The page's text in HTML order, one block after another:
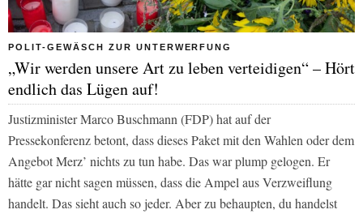
POLIT-GEWÄSCH ZUR UNTERWERFUNG
„Wir werden unsere Art zu leben verteidigen“ – Hört
endlich das Lügen auf!
Justizminister Marco Buschmann (FDP) hat auf der
Pressekonferenz betont, dass dieses Paket mit den Wahlen oder dem
Angebot Merz’ nichts zu tun habe. Das war plump gelogen. Er
hätte gar nicht sagen müssen, dass die Ampel aus Verzweiflung
handelt. Das sieht auch so jeder. Aber zu behaupten, du handelst